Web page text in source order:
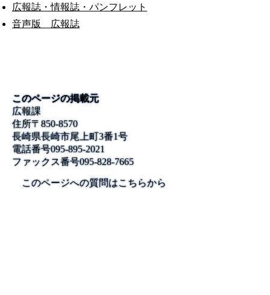
広報誌・情報誌・パンフレット
音声版 広報誌
このページの掲載元
広報課
住所〒850-8570
長崎県長崎市尾上町3番1号
電話番号095-895-2021
ファックス番号095-828-7665
このページへの質問はこちらから